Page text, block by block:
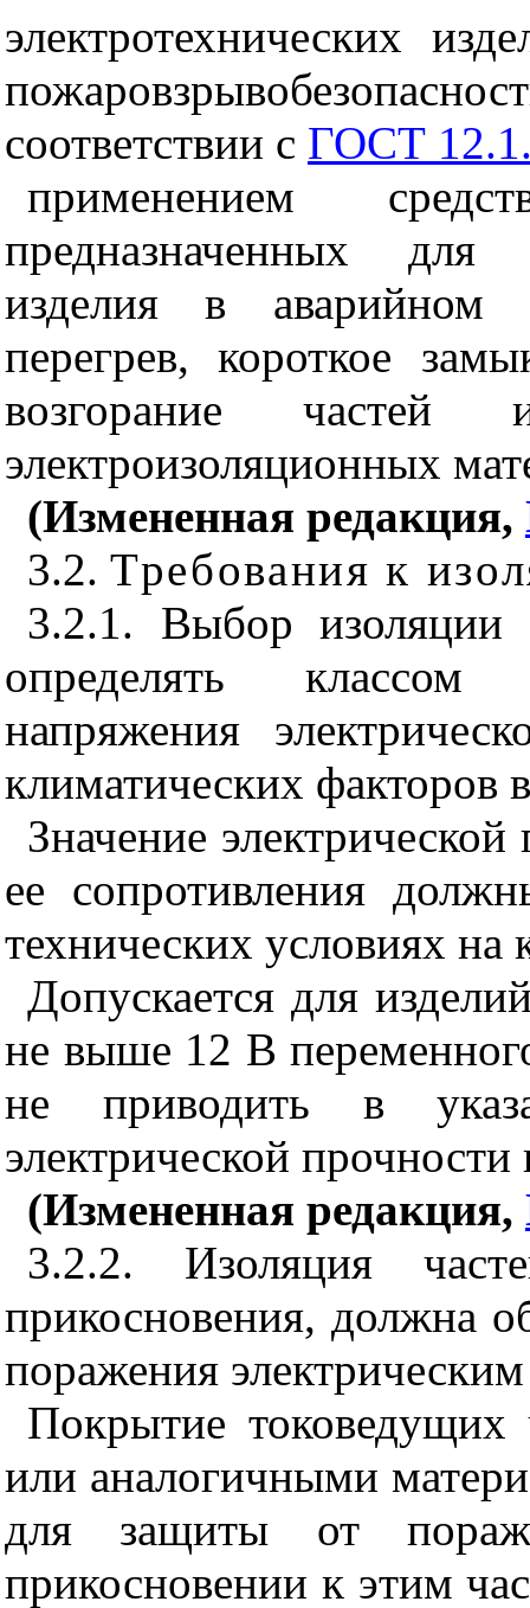
электротехнических
соответствии с ГОСТ
применением
предназначенных для
изделия в аварийном
перегрев, короткое
возгорание частей
электроизоляционных
(Измененная редакция,
3.2. Требования к
3.2.1. Выбор изоляции
определять классом
напряжения
климатических факторов
Значение
ее сопротивления
технических условиях
Допускается для
не выше 12 В
не приводить в
электрической
(Измененная редакция,
3.2.2. Изоляция
прикосновения, должна
поражения
Покрытие токоведущих
или аналогичными
для защиты от
прикосновении к этим